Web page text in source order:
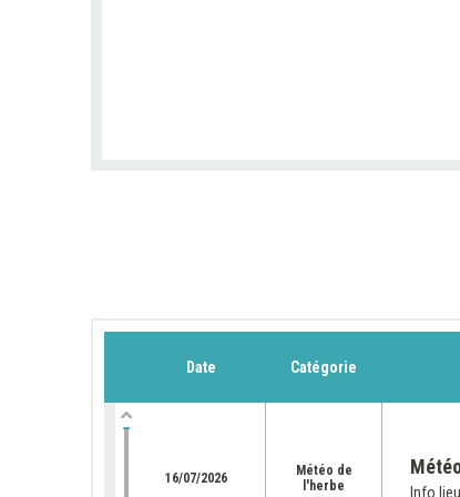
Date Catégorie
16/07/2026
Météo de
l'herbe
Info lieu